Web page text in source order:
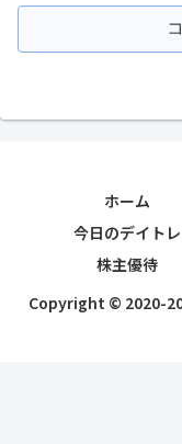
ホーム
今日のデイトレ
株主優待
Copyright © 2020-